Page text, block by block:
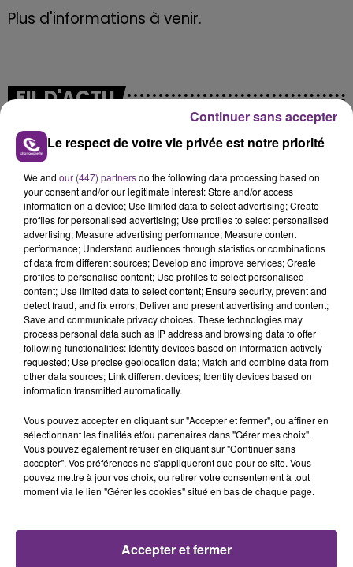
Plus d'informations à venir.
FIL D'ACTU
7 août 2026
LA CENTRALE NUCLÉAIRE DE CHOOZ
TOUJOURS À L'ARRÊT
Cela fait déjà une semaine que la centrale
nucléaire ardennaise est à l'arrêt. Une situation
justifiée par la sécheresse intense qui est toujours
présente.
7 août 2026
LE MAGASIN JOUÉCLUB DE REIMS FERME
SES PORTES
C'était l'une des institutions du centre-ville
fermer ses portes.
TITRES DIFFUSÉS
Le respect de votre vie privée est notre priorité
We and our (447) partnersdo the following data processing based on
your consent and/or our legitimate interest: Store and/or access
information on a device; Use limited data to select advertising; Create
profiles for personalised advertising; Use profiles to select personalised
advertising; Measure advertising performance; Measure content
performance; Understand audiences through statistics or combinations
of data from different sources; Develop and improve services; Create
profiles to personalise content; Use profiles to select personalised
content; Use limited data to select content; Ensure security, prevent and
detect fraud, and fix errors; Deliver and present advertising and content;
Save and communicate privacy choices. These technologies may
process personal data such as IP address and browsing data to offer
following functionalities: Identify devices based on information actively
requested; Use precise geolocation data; Match and combine data from
other data sources; Link different devices; Identify devices based on
information transmitted automatically.
Vous pouvez accepter en cliquant sur "Accepter et fermer", ou affiner en
sélectionnant les finalités et/ou partenaires dans "Gérer mes choix".
Vous pouvez également refuser en cliquant sur "Continuer sans
accepter". Vos préférences ne s'appliqueront que pour ce site. Vous
pouvez mettre à jour vos choix, ou retirer votre consentement à tout
moment via le lien "Gérer les cookies" situé en bas de chaque page.
Accepter et fermer
Continuer sans accepter